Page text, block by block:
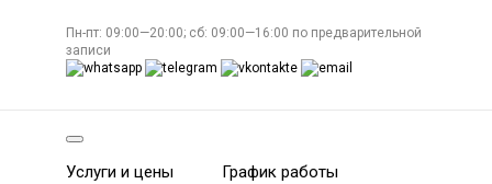
Пн-пт: 09:00—20:00; сб: 09:00—16:00 по предварительной
записи
Услуги и цены График работы